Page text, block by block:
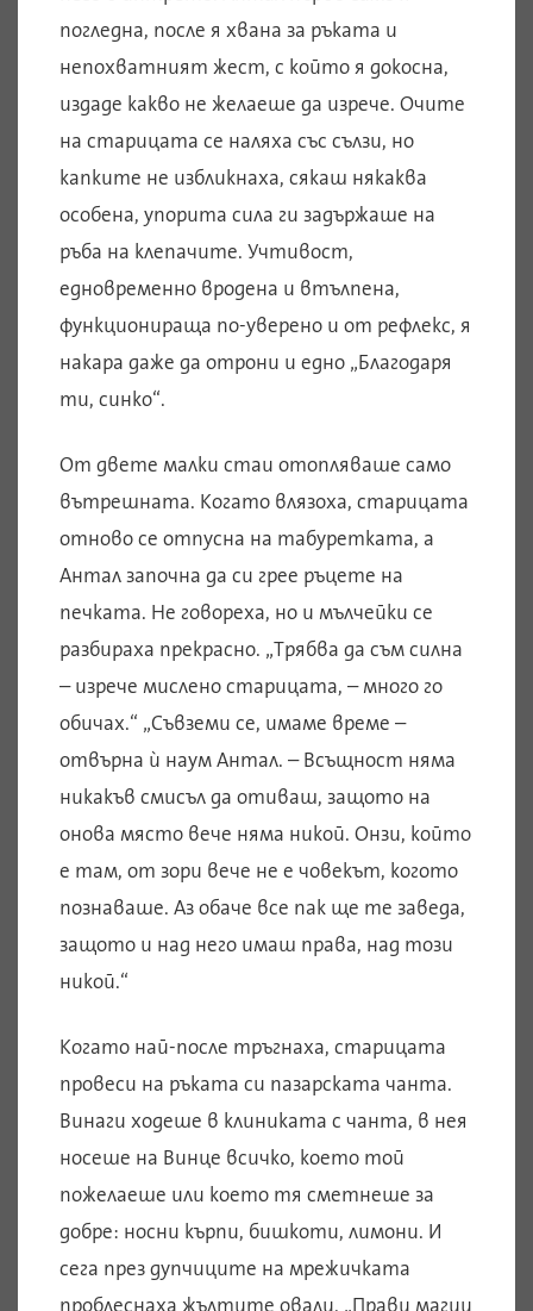
погледна, после я хвана за ръката и
непохватният жест, с който я докосна,
издаде какво не желаеше да изрече. Очите
на старицата се наляха със сълзи, но
капките не избликнаха, сякаш някаква
особена, упорита сила ги задържаше на
ръба на клепачите. Учтивост,
едновременно вродена и втълпена,
функционираща по-уверено и от рефлекс, я
накара даже да отрони и едно „Благодаря
ти, синко“.
От двете малки стаи отопляваше само
вътрешната. Когато влязоха, старицата
отново се отпусна на табуретката, а
Антал започна да си грее ръцете на
печката. Не говореха, но и мълчейки се
разбираха прекрасно. „Трябва да съм силна
– изрече мислено старицата, – много го
обичах.“ „Съвземи се, имаме време –
отвърна ѝ наум Антал. – Всъщност няма
никакъв смисъл да отиваш, защото на
онова място вече няма никой. Онзи, който
е там, от зори вече не е човекът, когото
познаваше. Аз обаче все пак ще те заведа,
защото и над него имаш права, над този
никой.“
Когато най-после тръгнаха, старицата
провеси на ръката си пазарската чанта.
Винаги ходеше в клиниката с чанта, в нея
носеше на Винце всичко, което той
пожелаеше или което тя сметнеше за
добре: носни кърпи, бишкоти, лимони. И
сега през дупчиците на мрежичката
проблеснаха жълтите овали. „Прави магии